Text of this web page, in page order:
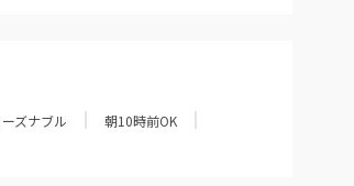
ーズナブル
朝10時前OK